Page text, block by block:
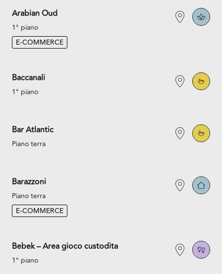
Arabian Oud
1° piano
E-COMMERCE
Baccanali
1° piano
Bar Atlantic
Piano terra
Barazzoni
Piano terra
E-COMMERCE
Bebek – Area gioco custodita
1° piano